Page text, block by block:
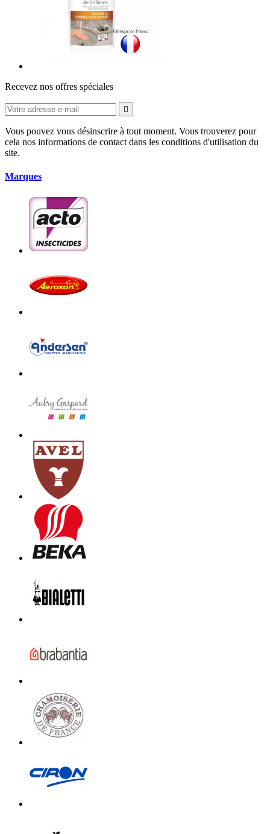
Recevez nos offres spéciales

Vous pouvez vous désinscrire à tout moment. Vous trouverez pour
cela nos informations de contact dans les conditions d'utilisation du
site.
Marques